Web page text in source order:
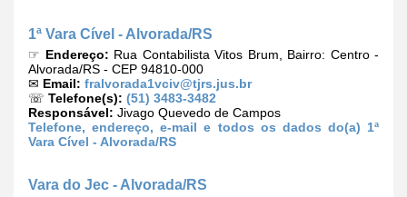
1ª Vara Cível - Alvorada/RS
☞ Endereço: Rua Contabilista Vitos Brum, Bairro: Centro -
Alvorada/RS - CEP 94810-000
✉ Email: fralvorada1vciv@tjrs.jus.br
☏ Telefone(s): (51) 3483-3482
Responsável: Jivago Quevedo de Campos
Telefone, endereço, e-mail e todos os dados do(a) 1ª
Vara Cível - Alvorada/RS
Vara do Jec - Alvorada/RS